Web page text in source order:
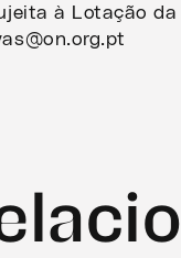
à Lotação da